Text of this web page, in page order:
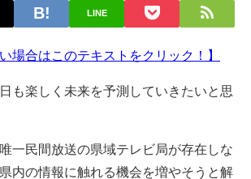
LINE
場合はこのテキストをクリック！】
も楽しく未来を予測していきたいと思
一民間放送の県域テレビ局が存在しな
内の情報に触れる機会を増やそうと解